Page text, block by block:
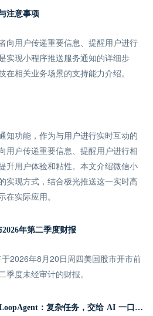
注意事项
向用户传递重要信息、提醒用户进行
实现小程序推送服务通知的详细步
相关业务场景的支持能力介绍。
知功能，作为与用户进行实时互动的
用户传递重要信息、提醒用户进行相
升用户体验和粘性。本文介绍微信小
实现方式，结合极光推送这一实时高
实际应用。
年第二季度财报
2026年8月20日周四美国股市开市前
度未经审计的财报。
极光旗下 GPTBots.ai 上新 LoopAgent：复杂任务，交给 AI 一口气跑完